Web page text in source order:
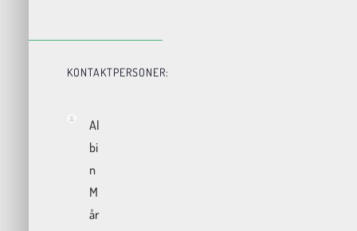
KONTAKTPERSONER:
Al
bi
n
M
år